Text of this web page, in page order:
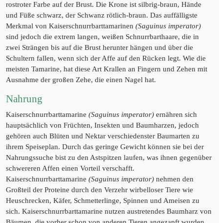
rostroter Farbe auf der Brust. Die Krone ist silbrig-braun, Hände
und Füße schwarz, der Schwanz rötlich-braun. Das auffälligste
Merkmal von Kaiserschnurrbarttamarinen (Saguinus imperator)
sind jedoch die extrem langen, weißen Schnurrbarthaare, die in
zwei Strängen bis auf die Brust herunter hängen und über die
Schultern fallen, wenn sich der Affe auf den Rücken legt. Wie die
meisten Tamarine, hat diese Art Krallen an Fingern und Zehen mit
Ausnahme der großen Zehe, die einen Nagel hat.
Nahrung
Kaiserschnurrbarttamarine (Saguinus imperator) ernähren sich
hauptsächlich von Früchten, Insekten und Baumharzen, jedoch
gehören auch Blüten und Nektar verschiedenster Baumarten zu
ihrem Speiseplan. Durch das geringe Gewicht können sie bei der
Nahrungssuche bist zu den Astspitzen laufen, was ihnen gegenüber
schwereren Affen einen Vorteil verschafft.
Kaiserschnurrbarttamarine (Saguinus imperator) nehmen den
Großteil der Proteine durch den Verzehr wirbelloser Tiere wie
Heuschrecken, Käfer, Schmetterlinge, Spinnen und Ameisen zu
sich. Kaiserschnurrbarttamarine nutzen austretendes Baumharz von